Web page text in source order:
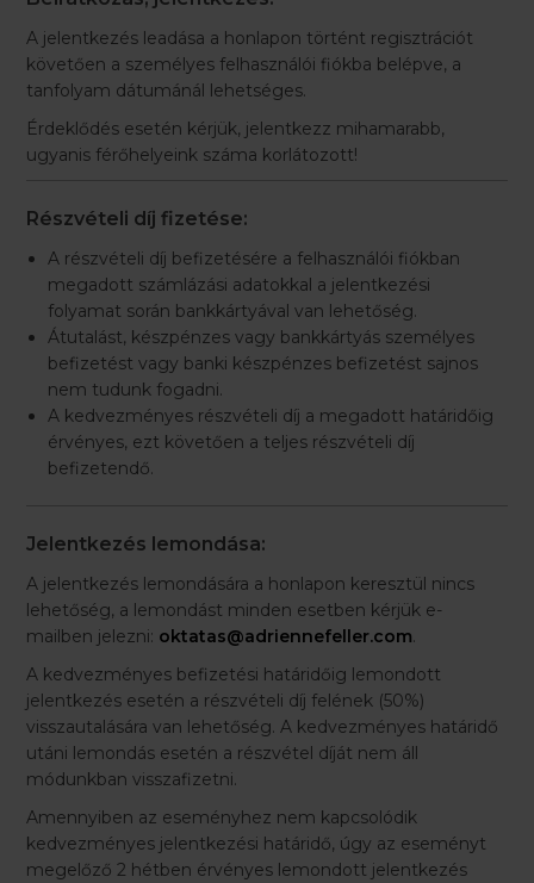
A jelentkezés leadása a honlapon történt regisztrációt
követően a személyes felhasználói fiókba belépve, a
tanfolyam dátumánál lehetséges.
Érdeklődés esetén kérjük, jelentkezz mihamarabb,
ugyanis férőhelyeink száma korlátozott!
Részvételi díj fizetése:
A részvételi díj befizetésére a felhasználói fiókban
megadott számlázási adatokkal a jelentkezési
folyamat során bankkártyával van lehetőség.
Átutalást, készpénzes vagy bankkártyás személyes
befizetést vagy banki készpénzes befizetést sajnos
nem tudunk fogadni.
A kedvezményes részvételi díj a megadott határidőig
érvényes, ezt követően a teljes részvételi díj
befizetendő.
Jelentkezés lemondása:
A jelentkezés lemondására a honlapon keresztül nincs
lehetőség, a lemondást minden esetben kérjük e-
mailben jelezni: oktatas@adriennefeller.com.
A kedvezményes befizetési határidőig lemondott
jelentkezés esetén a részvételi díj felének (50%)
visszautalására van lehetőség. A kedvezményes határidő
utáni lemondás esetén a részvétel díját nem áll
módunkban visszafizetni.
Amennyiben az eseményhez nem kapcsolódik
kedvezményes jelentkezési határidő, úgy az eseményt
megelőző 2 hétben érvényes lemondott jelentkezés